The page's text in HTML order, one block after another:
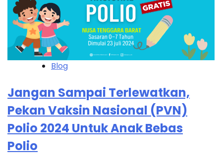
Blog
Jangan Sampai Terlewatkan,
Pekan Vaksin Nasional (PVN)
Polio 2024 Untuk Anak Bebas
Polio